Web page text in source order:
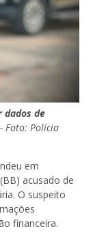
dados de
- Foto: Polícia
em
acusado de
O suspeito
financeira.